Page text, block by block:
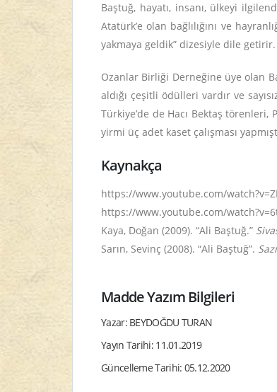
Baştuğ, hayatı, insanı, ülkeyi
Atatürk’e olan bağlılığını ve
yakmaya geldik” dizesiyle dile
Ozanlar Birliği Derneğine üye olan
aldığı çeşitli ödülleri vardır ve
Türkiye’de de Hacı Bektaş
yirmi üç adet kaset çalışması
Kaynakça
https://www.youtube.com/
https://www.youtube.com/
Kaya, Doğan (2009). “Ali Baştuğ.”
Sarın, Sevinç (2008). “Ali Baştuğ”.
Madde Yazım Bilgileri
Yazar: BEYDOĞDU TURAN
Yayın Tarihi: 11.01.2019
Güncelleme Tarihi: 05.12.2020